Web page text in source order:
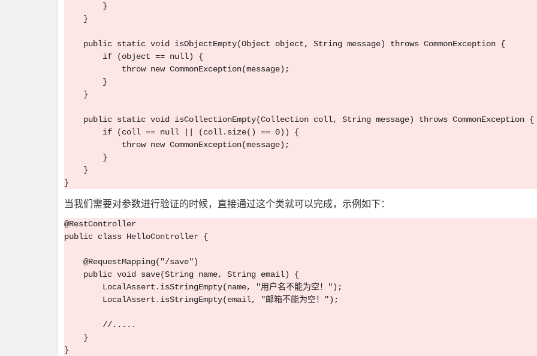
        }
    }
    public static void isObjectEmpty(Object object, String message) throws CommonException {
        if (object == null) {
            throw new CommonException(message);
        }
    }
    public static void isCollectionEmpty(Collection coll, String message) throws CommonException {
        if (coll == null || (coll.size() == 0)) {
            throw new CommonException(message);
        }
    }
当我们需要对参数进行验证的时候，直接通过这个类就可以完成，示例如下：
@RestController
public class HelloController {
    @RequestMapping("/save")
    public void save(String name, String email) {
        LocalAssert.isStringEmpty(name, "用户名不能为空！");
        LocalAssert.isStringEmpty(email, "邮箱不能为空！");
        //.....
    }